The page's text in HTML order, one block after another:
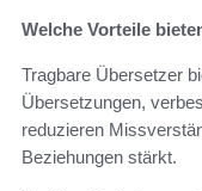
Welche Vorteile
Tragbare Übersetzer
Übersetzungen,
reduzieren
Beziehungen stärkt.